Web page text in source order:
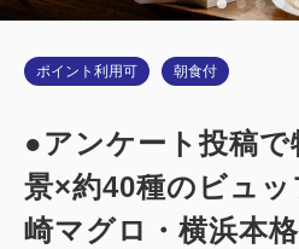
禁煙ルーム
ポイント利用可 朝食付
●アンケート投稿
景×約40種のビュ
崎マグロ・横浜本